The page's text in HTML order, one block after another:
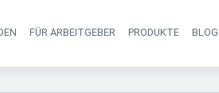
Haupt-
FÜR ARBEITGEBER PRODUKTE